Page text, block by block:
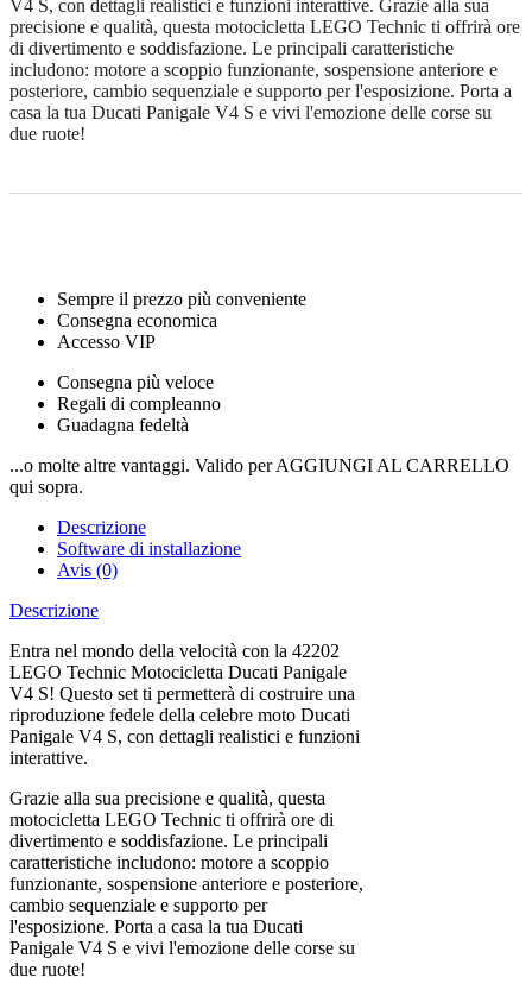
V4 S, con dettagli realistici e funzioni interattive. Grazie alla sua
precisione e qualità, questa motocicletta LEGO Technic ti offrirà ore
di divertimento e soddisfazione. Le principali caratteristiche
includono: motore a scoppio funzionante, sospensione anteriore e
posteriore, cambio sequenziale e supporto per l'esposizione. Porta a
casa la tua Ducati Panigale V4 S e vivi l'emozione delle corse su
due ruote!
Sempre il prezzo più conveniente
Consegna economica
Accesso VIP
Consegna più veloce
Regali di compleanno
Guadagna fedeltà
...o molte altre vantaggi. Valido per AGGIUNGI AL CARRELLO
qui sopra.
Descrizione
Software di installazione
Avis (0)
Descrizione
Entra nel mondo della velocità con la 42202
LEGO Technic Motocicletta Ducati Panigale
V4 S! Questo set ti permetterà di costruire una
riproduzione fedele della celebre moto Ducati
Panigale V4 S, con dettagli realistici e funzioni
interattive.
Grazie alla sua precisione e qualità, questa
motocicletta LEGO Technic ti offrirà ore di
divertimento e soddisfazione. Le principali
caratteristiche includono: motore a scoppio
funzionante, sospensione anteriore e posteriore,
cambio sequenziale e supporto per
l'esposizione. Porta a casa la tua Ducati
Panigale V4 S e vivi l'emozione delle corse su
due ruote!